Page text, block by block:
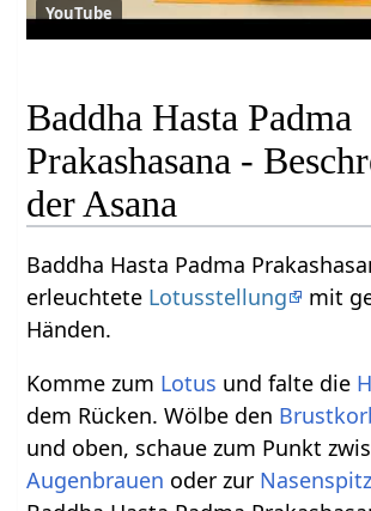
YouTube
Baddha Hasta Padma
Prakashasana -
der Asana
Baddha Hasta Padma
erleuchtete Lotusstellung
mit
Händen.
Komme zum Lotus und falte die
dem Rücken. Wölbe den
und oben, schaue zum Punkt
Augenbrauen oder zur